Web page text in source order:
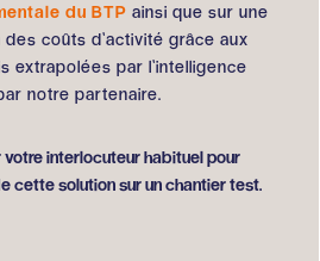
du BTP ainsi que sur une
coûts d’activité grâce aux
extrapolées par l’intelligence
notre partenaire.
interlocuteur habituel pour
cette solution sur un chantier test.